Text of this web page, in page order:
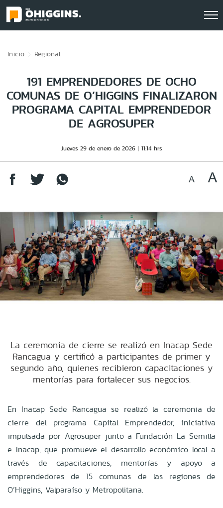
Inicio Regional
191 EMPRENDEDORES DE OCHO
COMUNAS DE O’HIGGINS FINALIZARON
PROGRAMA CAPITAL EMPRENDEDOR
DE AGROSUPER
Jueves 29 de enero de 2026 11:14 hrs
La ceremonia de cierre se realizó en Inacap Sede
Rancagua y certificó a participantes de primer y
segundo año, quienes recibieron capacitaciones y
mentorías para fortalecer sus negocios.
En Inacap Sede Rancagua se realizó la ceremonia de
cierre del programa Capital Emprendedor, iniciativa
impulsada por Agrosuper junto a Fundación La Semilla
e Inacap, que promueve el desarrollo económico local a
través de capacitaciones, mentorías y apoyo a
emprendedores de 15 comunas de las regiones de
O’Higgins, Valparaíso y Metropolitana.